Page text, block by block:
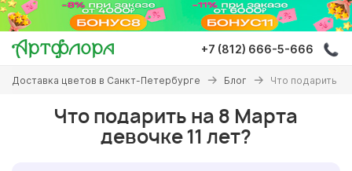
Перейти
основному
содержанию
+7 (812) 666-5-666
Вы
здесь
Доставка цветов в Санкт-Петербурге Блог Что подарить
Что подарить на 8 Марта
девочке 11 лет?